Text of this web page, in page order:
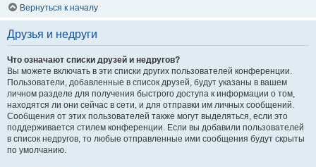
Вернуться к началу
Друзья и недруги
Что означают списки друзей и недругов?
Вы можете включать в эти списки других пользователей конференции.
Пользователи, добавленные в список друзей, будут указаны в вашем
личном разделе для получения быстрого доступа к информации о том,
находятся ли они сейчас в сети, и для отправки им личных сообщений.
Сообщения от этих пользователей также могут выделяться, если это
поддерживается стилем конференции. Если вы добавили пользователей
в список недругов, то любые отправленные ими сообщения будут скрыты
по умолчанию.